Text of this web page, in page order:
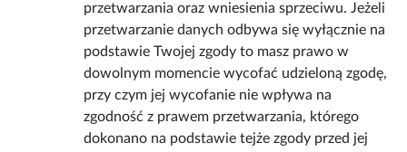
przetwarzania oraz wniesienia sprzeciwu. Jeżeli
przetwarzanie danych odbywa się wyłącznie na
podstawie Twojej zgody to masz prawo w
dowolnym momencie wycofać udzieloną zgodę,
przy czym jej wycofanie nie wpływa na
zgodność z prawem przetwarzania, którego
dokonano na podstawie tejże zgody przed jej